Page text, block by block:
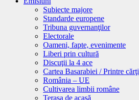
Subiecte majore
Standarde europene
Tribuna guvernanţilor
Electorale
Oameni, fapte, evenimente
Liberi prin cultură
Discuţii la 4 ace
Cartea Basarabiei / Printre cărţi
România – UE
Cultivarea limbii române
Terasa de acasă